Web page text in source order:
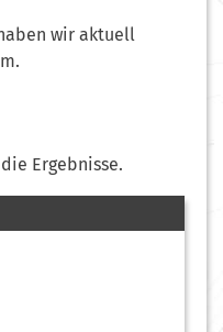
wir aktuell
Ergebnisse.